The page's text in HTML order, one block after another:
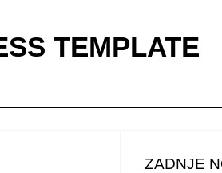
TEMPLATE
ZADNJE